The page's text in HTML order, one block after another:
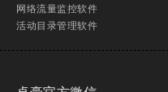
网络流量监控软件
活动目录管理软件